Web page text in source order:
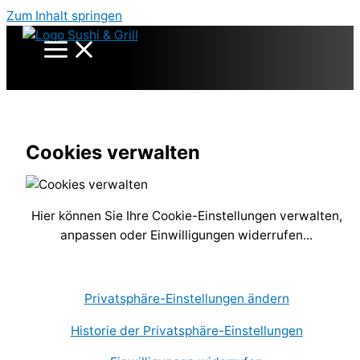
Zum Inhalt springen
Cookies verwalten
Hier können Sie Ihre Cookie-Einstellungen verwalten,
anpassen oder Einwilligungen widerrufen...
Privatsphäre-Einstellungen ändern
Historie der Privatsphäre-Einstellungen